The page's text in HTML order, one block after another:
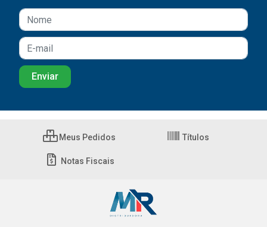
Meus Pedidos Títulos
Notas Fiscais